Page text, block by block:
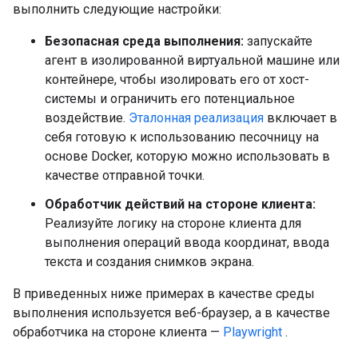
выполнить следующие настройки:
Безопасная среда выполнения: запускайте
агент в изолированной виртуальной машине или
контейнере, чтобы изолировать его от хост-
системы и ограничить его потенциальное
воздействие. Эталонная реализация включает в
себя готовую к использованию песочницу на
основе Docker, которую можно использовать в
качестве отправной точки.
Обработчик действий на стороне клиента:
Реализуйте логику на стороне клиента для
выполнения операций ввода координат, ввода
текста и создания снимков экрана.
В приведенных ниже примерах в качестве среды
выполнения используется веб-браузер, а в качестве
обработчика на стороне клиента — Playwright .